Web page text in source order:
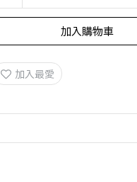
加入購物車
加入最愛